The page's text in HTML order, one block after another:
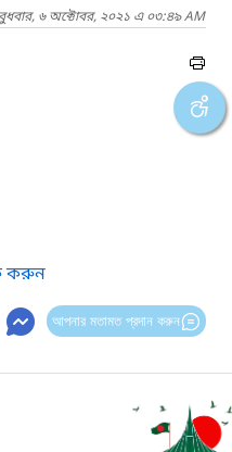
বুধবার, ৬ অক্টোবর, ২০২১ এ ০৩:৪৯ AM
করুন
আপনার মতামত প্রদান করুন